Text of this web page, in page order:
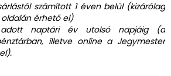
számított 1 éven belül (kizárólag
érhető el)
naptári év utolsó napjáig (a
illetve online a Jegymester